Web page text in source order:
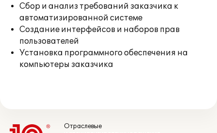
Сбор и анализ требований заказчика к
автоматизированной системе
Создание интерфейсов и наборов прав
пользователей
Установка программного обеспечения на
компьютеры заказчика
Отраслевые